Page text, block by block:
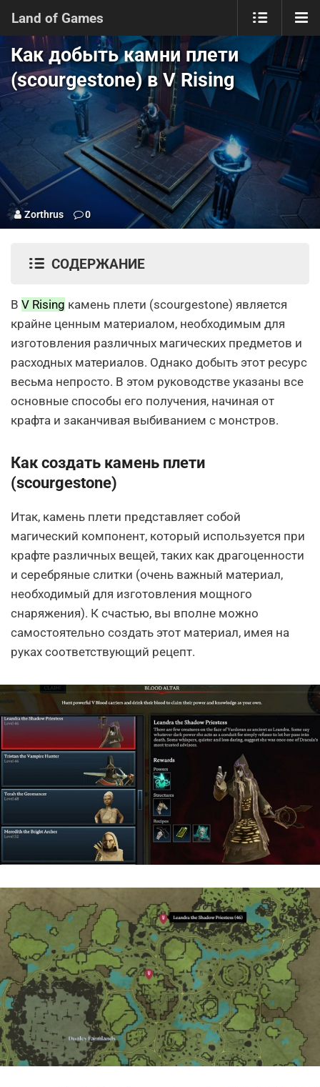
Land of Games
Как добыть камни плети
(scourgestone) в V Rising
Zorthrus 0
СОДЕРЖАНИЕ
В V Rising камень плети (scourgestone) является
крайне ценным материалом, необходимым для
изготовления различных магических предметов и
расходных материалов. Однако добыть этот ресурс
весьма непросто. В этом руководстве указаны все
основные способы его получения, начиная от
крафта и заканчивая выбиванием с монстров.
Как создать камень плети
(scourgestone)
Итак, камень плети представляет собой
магический компонент, который используется при
крафте различных вещей, таких как драгоценности
и серебряные слитки (очень важный материал,
необходимый для изготовления мощного
снаряжения). К счастью, вы вполне можно
самостоятельно создать этот материал, имея на
руках соответствующий рецепт.